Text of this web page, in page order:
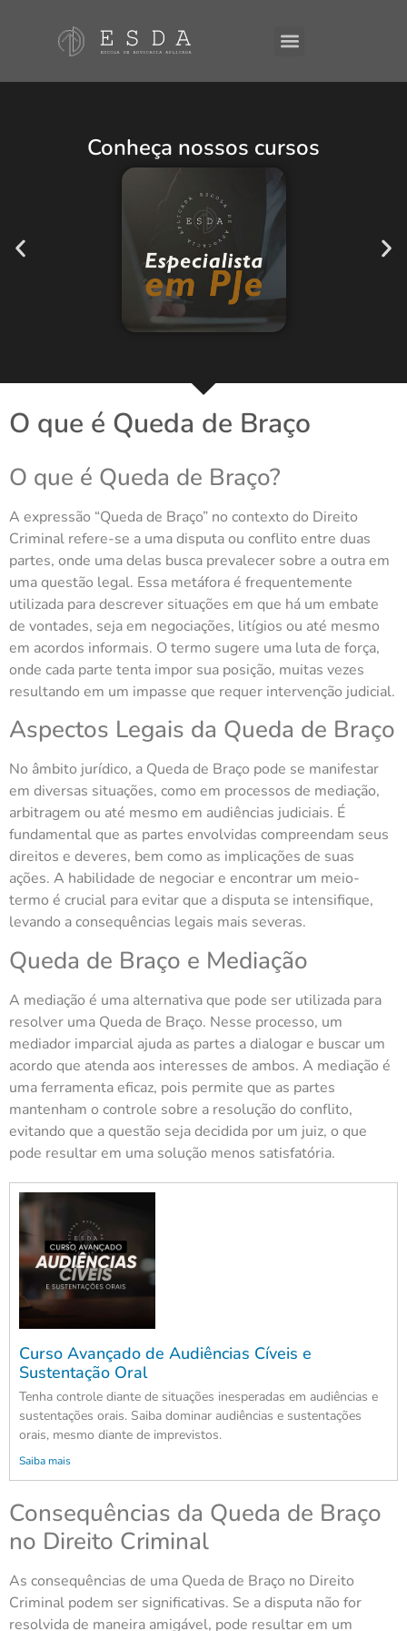
Conheça nossos cursos
O que é Queda de Braço
O que é Queda de Braço?
A expressão “Queda de Braço” no contexto do Direito
Criminal refere-se a uma disputa ou conflito entre duas
partes, onde uma delas busca prevalecer sobre a outra em
uma questão legal. Essa metáfora é frequentemente
utilizada para descrever situações em que há um embate
de vontades, seja em negociações, litígios ou até mesmo
em acordos informais. O termo sugere uma luta de força,
onde cada parte tenta impor sua posição, muitas vezes
resultando em um impasse que requer intervenção judicial.
Aspectos Legais da Queda de Braço
No âmbito jurídico, a Queda de Braço pode se manifestar
em diversas situações, como em processos de mediação,
arbitragem ou até mesmo em audiências judiciais. É
fundamental que as partes envolvidas compreendam seus
direitos e deveres, bem como as implicações de suas
ações. A habilidade de negociar e encontrar um meio-
termo é crucial para evitar que a disputa se intensifique,
levando a consequências legais mais severas.
Queda de Braço e Mediação
A mediação é uma alternativa que pode ser utilizada para
resolver uma Queda de Braço. Nesse processo, um
mediador imparcial ajuda as partes a dialogar e buscar um
acordo que atenda aos interesses de ambos. A mediação é
uma ferramenta eficaz, pois permite que as partes
mantenham o controle sobre a resolução do conflito,
evitando que a questão seja decidida por um juiz, o que
pode resultar em uma solução menos satisfatória.
Curso Avançado de Audiências Cíveis e
Sustentação Oral
Tenha controle diante de situações inesperadas em audiências e
sustentações orais. Saiba dominar audiências e sustentações
orais, mesmo diante de imprevistos.
Saiba mais
Consequências da Queda de Braço
no Direito Criminal
As consequências de uma Queda de Braço no Direito
Criminal podem ser significativas. Se a disputa não for
resolvida de maneira amigável, pode resultar em um